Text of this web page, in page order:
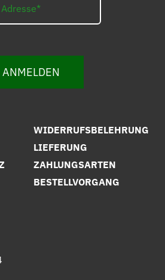
ANMELDEN
WIDERRUFSBELEHRUNG
LIEFERUNG
ZAHLUNGSARTEN
BESTELLVORGANG